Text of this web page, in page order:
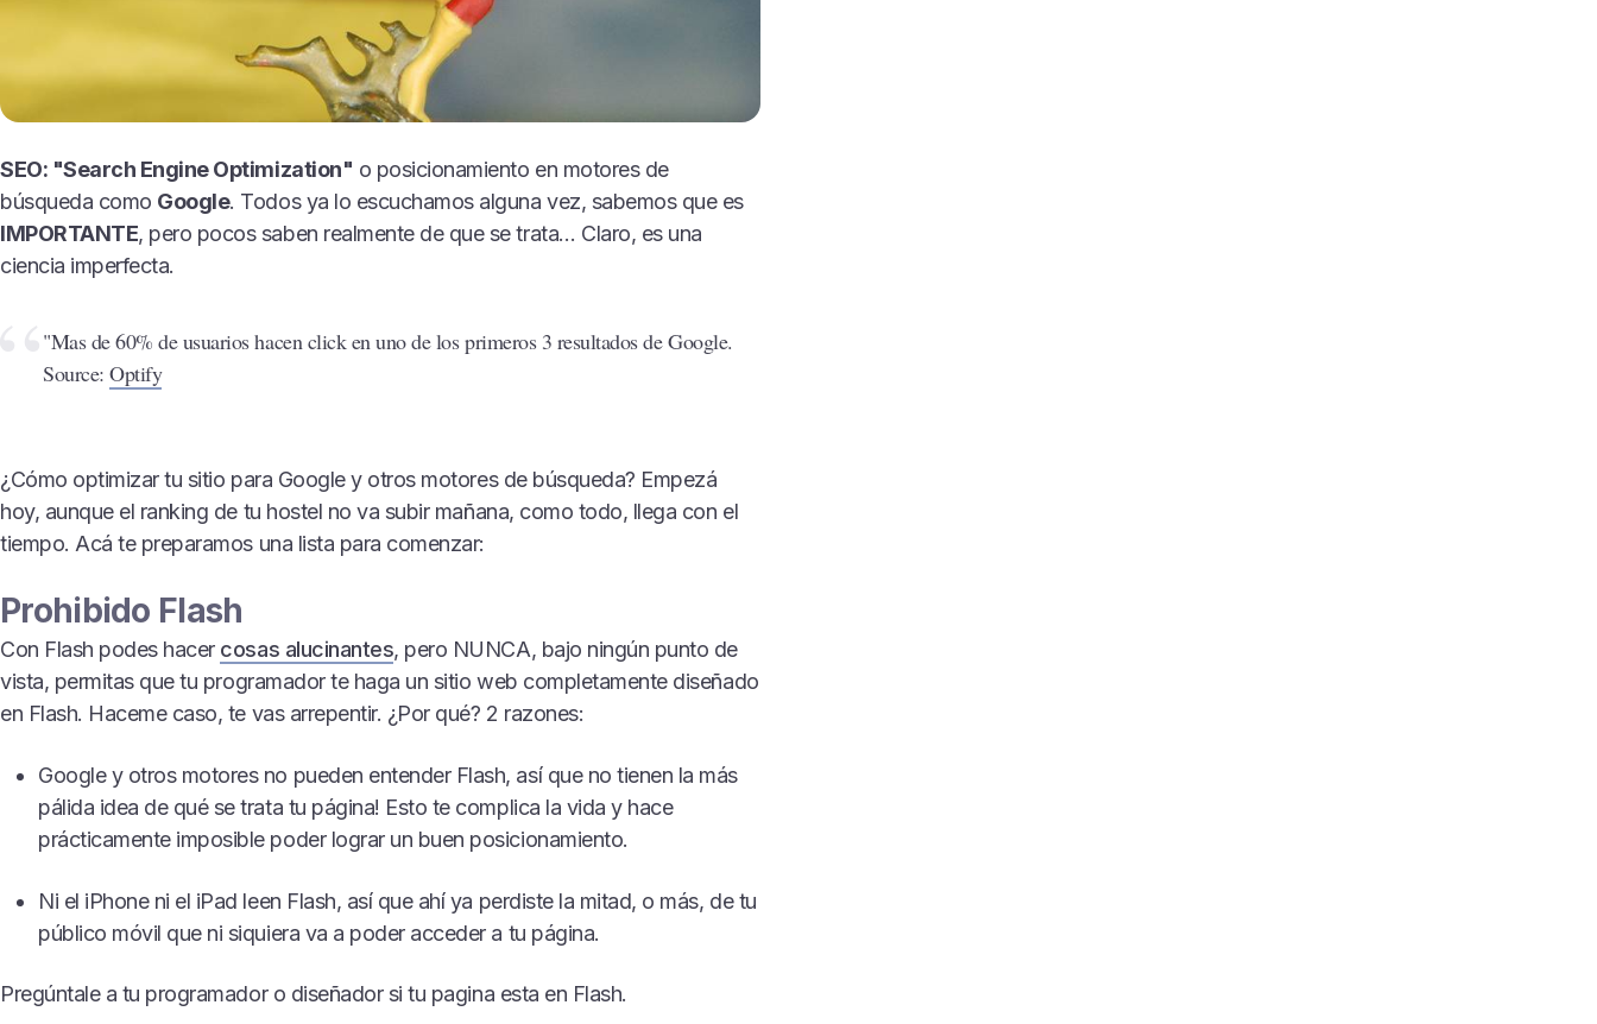
SEO: "Search Engine Optimization" o posicionamiento en motores de
búsqueda como Google. Todos ya lo escuchamos alguna vez, sabemos que es
IMPORTANTE, pero pocos saben realmente de que se trata… Claro, es una
ciencia imperfecta.
"Mas de 60% de usuarios hacen click en uno de los primeros 3 resultados de Google.
Source:Optify
¿Cómo optimizar tu sitio para Google y otros motores de búsqueda? Empezá
hoy, aunque el ranking de tu hostel no va subir mañana, como todo, llega con el
tiempo. Acá te preparamos una lista para comenzar:
Prohibido Flash
Con Flash podes hacer cosas alucinantes, pero NUNCA, bajo ningún punto de
vista, permitas que tu programador te haga un sitio web completamente diseñado
en Flash. Haceme caso, te vas arrepentir. ¿Por qué? 2 razones:
Google y otros motores no pueden entender Flash, así que no tienen la más
pálida idea de qué se trata tu página! Esto te complica la vida y hace
prácticamente imposible poder lograr un buen posicionamiento.
Ni el iPhone ni el iPad leen Flash, así que ahí ya perdiste la mitad, o más, de tu
público móvil que ni siquiera va a poder acceder a tu página.
Pregúntale a tu programador o diseñador si tu pagina esta en Flash.